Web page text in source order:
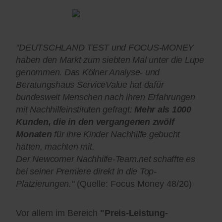
"DEUTSCHLAND TEST und FOCUS-MONEY
haben den Markt zum siebten Mal unter die Lupe
genommen. Das Kölner Analyse- und
Beratungshaus ServiceValue hat dafür
bundesweit Menschen nach ihren Erfahrungen
mit Nachhilfeinstituten gefragt: Mehr als 1000
Kunden, die in den vergangenen zwölf
Monaten für ihre Kinder Nachhilfe gebucht
hatten, machten mit.
Der Newcomer Nachhilfe-Team.net schaffte es
bei seiner Premiere direkt in die Top-
Platzierungen."(Quelle: Focus Money 48/20)
Vor allem im Bereich "Preis-Leistung-